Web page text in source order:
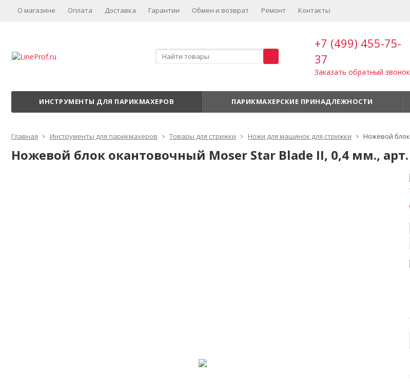
О магазине Оплата Доставка Гарантии Обмен и возврат Ремонт Контакты
+7 (499) 455-75-
37
Заказать обратный звонок
ИНСТРУМЕНТЫ ДЛЯ ПАРИКМАХЕРОВ ПАРИКМАХЕРСКИЕ ПРИНАДЛЕЖНОСТИ
Главная Инструменты для парикмахеров Товары для стрижки Ножи для машинок для стрижки Ножевой блок
Ножевой блок окантовочный Moser Star Blade II, 0,4 мм., арт.